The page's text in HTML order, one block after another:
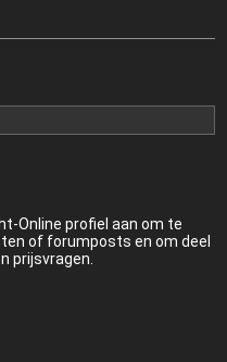
Online profiel aan om te
of forumposts en om deel
prijsvragen.